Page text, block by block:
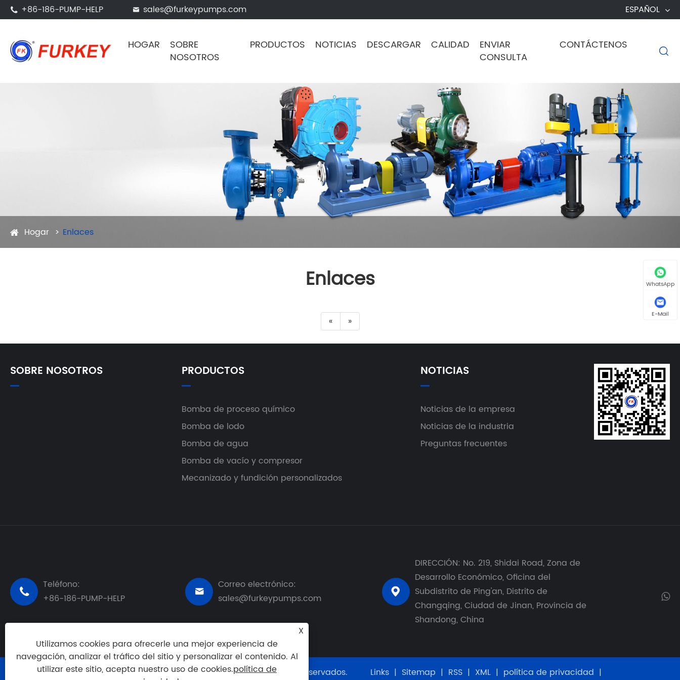
 +86-186-PUMP-HELP  sales@furkeypumps.com ESPAÑOL
HOGAR
SOBRE
NOSOTROS
PRODUCTOS NOTICIAS DESCARGAR CALIDAD
ENVIAR
CONSULTA
CONTÁCTENOS 
Hogar Enlaces
Enlaces
« »
SOBRE NOSOTROS PRODUCTOS
Bomba de proceso químico
Bomba de lodo
Bomba de agua
Bomba de vacío y compresor
Mecanizado y fundición personalizados
NOTICIAS
Noticias de la empresa
Noticias de la industria
Preguntas frecuentes

Teléfono:
+86-186-PUMP-HELP

Correo electrónico:
sales@furkeypumps.com

DIRECCIÓN: No. 219, Shidai Road, Zona de
Desarrollo Económico, Oficina del
Subdistrito de Ping'an, Distrito de
Changqing, Ciudad de Jinan, Provincia de
Shandong, China
Copyright © 2024 Shandong Furkey Pumps Co., Ltd. Todos los derechos reservados. Links | Sitemap | RSS | XML | política de privacidad |
WhatsApp
E-Mail
X
Utilizamos cookies para ofrecerle una mejor experiencia de
navegación, analizar el tráfico del sitio y personalizar el contenido. Al
utilizar este sitio, acepta nuestro uso de cookies.política de